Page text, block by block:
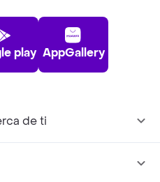
play AppGallery
de ti